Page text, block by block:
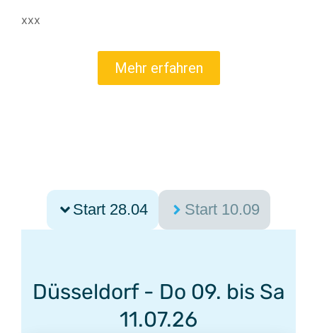
xxx
Mehr erfahren
Start 28.04 Start 10.09
Düsseldorf - Do 09. bis Sa
11.07.26